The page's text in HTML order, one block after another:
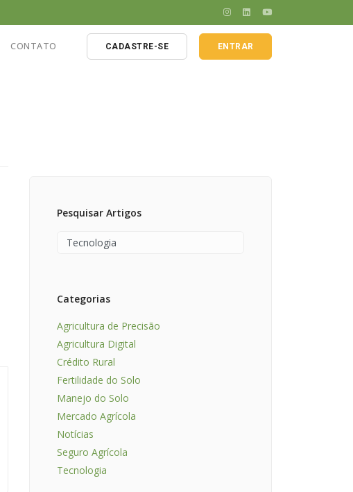
CONTATO CADASTRE-SE ENTRAR
Pesquisar Artigos
Categorias
Agricultura de Precisão
Agricultura Digital
Crédito Rural
Fertilidade do Solo
Manejo do Solo
Mercado Agrícola
Notícias
Seguro Agrícola
Tecnologia